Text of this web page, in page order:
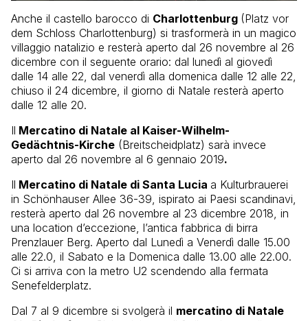
Anche il castello barocco di Charlottenburg (Platz vor
dem Schloss Charlottenburg) si trasformerà in un magico
villaggio natalizio e resterà aperto dal 26 novembre al 26
dicembre con il seguente orario: dal lunedì al giovedì
dalle 14 alle 22, dal venerdì alla domenica dalle 12 alle 22,
chiuso il 24 dicembre, il giorno di Natale resterà aperto
dalle 12 alle 20.
Il Mercatino di Natale al Kaiser-Wilhelm-
Gedächtnis-Kirche (Breitscheidplatz) sarà invece
aperto dal 26 novembre al 6 gennaio 2019.
Il Mercatino di Natale di Santa Lucia a Kulturbrauerei
in Schönhauser Allee 36-39, ispirato ai Paesi scandinavi,
resterà aperto dal 26 novembre al 23 dicembre 2018, in
una location d’eccezione, l’antica fabbrica di birra
Prenzlauer Berg. Aperto dal Lunedì a Venerdì dalle 15.00
alle 22.0, il Sabato e la Domenica dalle 13.00 alle 22.00.
Ci si arriva con la metro U2 scendendo alla fermata
Senefelderplatz.
Dal 7 al 9 dicembre si svolgerà il mercatino di Natale